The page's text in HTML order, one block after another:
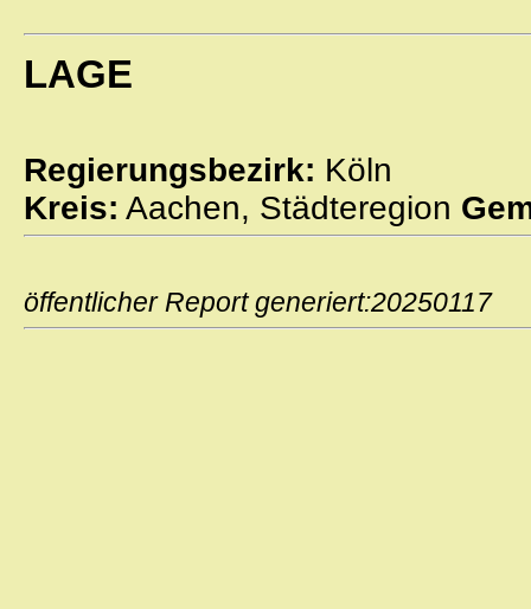
LAGE
Regierungsbezirk: Köln
Kreis: Aachen, Städteregion
öffentlicher Report